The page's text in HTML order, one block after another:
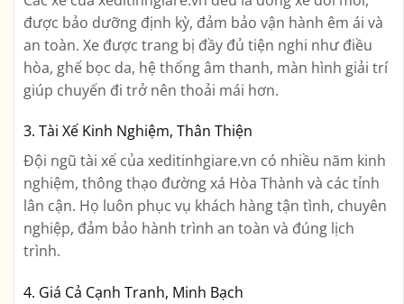
được bảo dưỡng định kỳ, đảm bảo vận hành êm ái và
an toàn. Xe được trang bị đầy đủ tiện nghi như điều
hòa, ghế bọc da, hệ thống âm thanh, màn hình giải trí
giúp chuyến đi trở nên thoải mái hơn.
3. Tài Xế Kinh Nghiệm, Thân Thiện
Đội ngũ tài xế của xeditinhgiare.vn có nhiều năm kinh
nghiệm, thông thạo đường xá Hòa Thành và các tỉnh
lân cận. Họ luôn phục vụ khách hàng tận tình, chuyên
nghiệp, đảm bảo hành trình an toàn và đúng lịch
trình.
4. Giá Cả Cạnh Tranh, Minh Bạch